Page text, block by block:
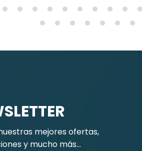
mejores ofertas,
y mucho más...